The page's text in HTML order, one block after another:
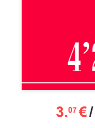
3.07€/